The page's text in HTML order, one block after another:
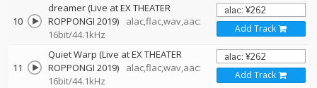
10
dreamer (Live at EX THEATER
ROPPONGI 2019)
alac,flac,wav,aac:
16bit/44.1kHz
Add Track
11
Quiet Warp (Live at EX THEATER
ROPPONGI 2019)
alac,flac,wav,aac:
16bit/44.1kHz
Add Track